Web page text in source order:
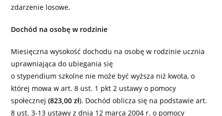
zdarzenie losowe.
Dochód na osobę w rodzinie
Miesięczna wysokość dochodu na osobę w rodzinie ucznia
uprawniająca do ubiegania się
o stypendium szkolne nie może być wyższa niż kwota, o
której mowa w art. 8 ust. 1 pkt 2 ustawy o pomocy
społecznej(823,00 zł). Dochód oblicza się na podstawie art.
8 ust. 3-13 ustawy z dnia 12 marca 2004 r. o pomocy